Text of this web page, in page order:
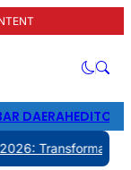
DAERAH